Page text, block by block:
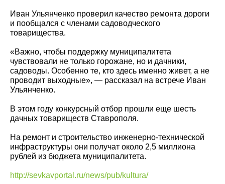
Иван Ульянченко проверил качество ремонта дороги
и пообщался с членами садоводческого
товарищества.
«Важно, чтобы поддержку муниципалитета
чувствовали не только горожане, но и дачники,
садоводы. Особенно те, кто здесь именно живет, а не
проводит выходные», — рассказал на встрече Иван
Ульянченко.
В этом году конкурсный отбор прошли еще шесть
дачных товариществ Ставрополя.
На ремонт и строительство инженерно-технической
инфраструктуры они получат около 2,5 миллиона
рублей из бюджета муниципалитета.
http://sevkavportal.ru/news/pub/kultura/